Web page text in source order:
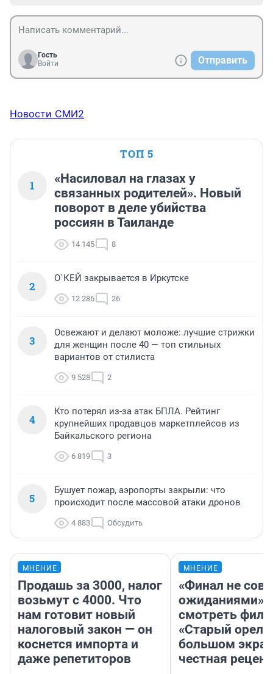
Гость
Войти
Отправить
Новости СМИ2
ТОП 5
1
«Насиловал на глазах у
связанных родителей». Новый
поворот в деле убийства
россиян в Таиланде
14 145 8
2
О`КЕЙ закрывается в Иркутске
12 286 26
3
Освежают и делают моложе: лучшие стрижки
для женщин после 40 — топ стильных
вариантов от стилиста
9 528 2
4
Кто потерял из-за атак БПЛА. Рейтинг
крупнейших продавцов маркетплейсов из
Байкальского региона
6 819 3
5
Бушует пожар, аэропорты закрыли: что
происходит после массовой атаки дронов
4 883 Обсудить
МНЕНИЕ
Продашь за 3000, налог
возьмут с 4000. Что
нам готовит новый
налоговый закон — он
коснется импорта и
даже репетиторов
МНЕНИЕ
«Финал не
ожиданиями»:
смотреть
«Старый орел»
большом
честная